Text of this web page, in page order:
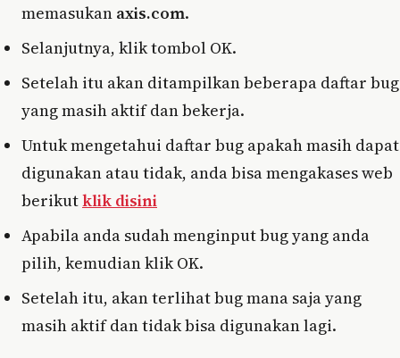
memasukan axis.com.
Selanjutnya, klik tombol OK.
Setelah itu akan ditampilkan beberapa daftar bug
yang masih aktif dan bekerja.
Untuk mengetahui daftar bug apakah masih dapat
digunakan atau tidak, anda bisa mengakases web
berikutklik disini
Apabila anda sudah menginput bug yang anda
pilih, kemudian klik OK.
Setelah itu, akan terlihat bug mana saja yang
masih aktif dan tidak bisa digunakan lagi.